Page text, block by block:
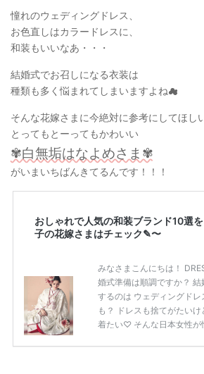
憧れのウェディングドレス、
お色直しはカラードレスに、
和装もいいなあ・・・
結婚式でお召しになる衣装は
種類も多く悩まれてしまいますよね☁
そんな花嫁さまに今絶対に参考にしてほし
とってもとーってもかわいい
✾白無垢はなよめさま✾
がいまいちばんきてるんです！！！
おしゃれで人気の和装ブランド10選
子の花嫁さまはチェック✎〜
みなさまこんにちは！
婚式準備は順調ですか？
するのは ウェディングドレ
も？ ドレスも捨てがたいけ
着たい♡ そんな日本女性が